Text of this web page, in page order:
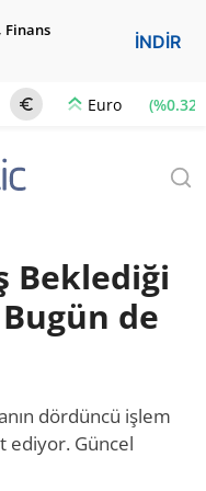
Finans
İNDİR
Euro (%0.32)
Beklediği
de
dördüncü işlem
ediyor. Güncel